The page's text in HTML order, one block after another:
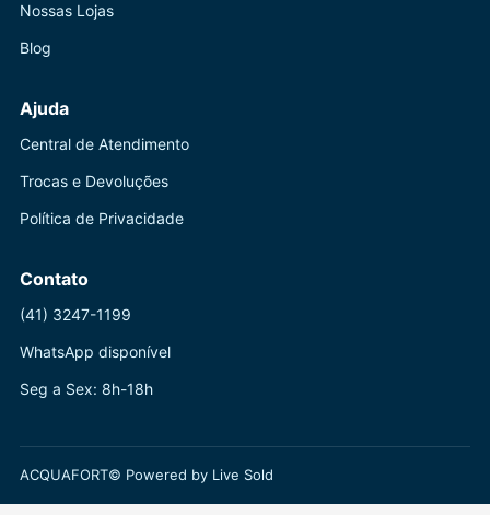
Nossas Lojas
Blog
Ajuda
Central de Atendimento
Trocas e Devoluções
Política de Privacidade
Contato
(41) 3247-1199
WhatsApp disponível
Seg a Sex: 8h-18h
ACQUAFORT© Powered by Live Sold